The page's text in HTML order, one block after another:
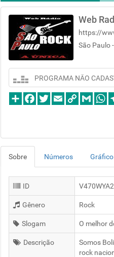
Web
https://
São Paulo
PROGRAMA NÃO
Sobre Números Gráfico
ID
Gênero Rock
Slogam O melhor
Descrição
Somos
rock